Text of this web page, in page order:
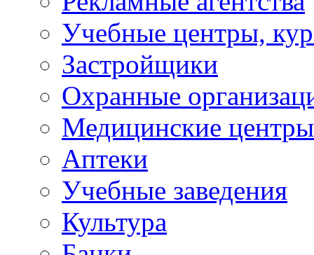
Учебные центры,
Застройщики
Охранные
Медицинские центры
Аптеки
Учебные заведения
Культура